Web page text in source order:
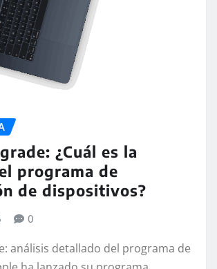
¿Cuál es la
programa de
de dispositivos?
0
análisis detallado del programa de